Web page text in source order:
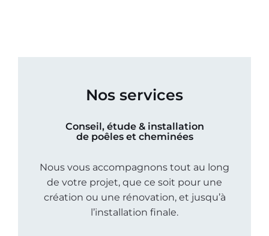
Nos services
Conseil, étude & installation
de poêles et cheminées
Nous vous accompagnons tout au long
de votre projet, que ce soit pour une
création ou une rénovation, et jusqu’à
l’installation finale.